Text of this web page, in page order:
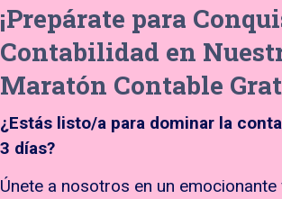
¡Prepárate para
Contabilidad en
Maratón Contable
¿Estás listo/a para dominar la
3 días?
Únete a nosotros en un emocionante